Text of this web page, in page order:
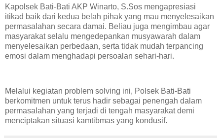
Kapolsek Bati-Bati AKP Winarto, S.Sos mengapresiasi
itikad baik dari kedua belah pihak yang mau menyelesaikan
permasalahan secara damai. Beliau juga mengimbau agar
masyarakat selalu mengedepankan musyawarah dalam
menyelesaikan perbedaan, serta tidak mudah terpancing
emosi dalam menghadapi persoalan sehari-hari.
Melalui kegiatan problem solving ini, Polsek Bati-Bati
berkomitmen untuk terus hadir sebagai penengah dalam
permasalahan yang terjadi di tengah masyarakat demi
menciptakan situasi kamtibmas yang kondusif.